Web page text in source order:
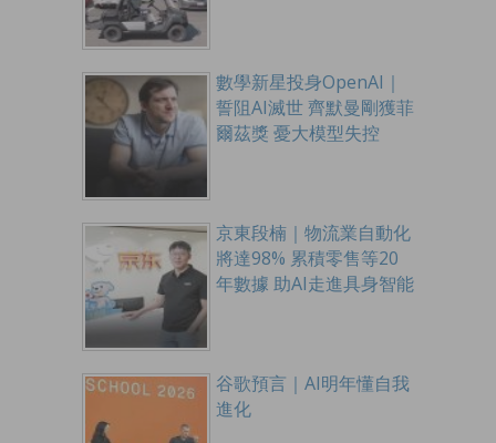
數學新星投身OpenAI｜
誓阻AI滅世 齊默曼剛獲菲
爾茲獎 憂大模型失控
京東段楠｜物流業自動化
將達98% 累積零售等20
年數據 助AI走進具身智能
谷歌預言｜AI明年懂自我
進化